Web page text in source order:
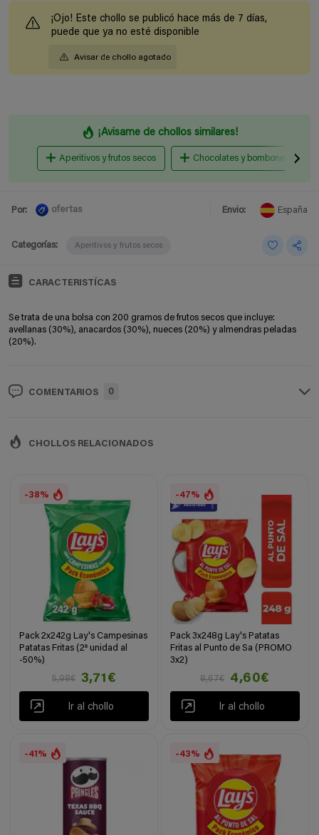
¡Ojo! Este chollo se publicó hace más de 7 días,
puede que ya no esté disponible
Avisar de chollo agotado
¡Avisame de chollos similares!
Aperitivos y frutos secos Chocolates y bombones
Por: ofertas Envio: España
Categorías: Aperitivos y frutos secos
CARACTERISTÍCAS
Se trata de una bolsa con 200 gramos de frutos secos que incluye:
avellanas (30%), anacardos (30%), nueces (20%) y almendras peladas
(20%).
COMENTARIOS 0
CHOLLOS RELACIONADOS
-38%
Pack 2x242g Lay's Campesinas
Patatas Fritas (2ª unidad al
-50%)
5,98€
3,71€
Ir al chollo
-47%
Pack 3x248g Lay's Patatas
Fritas al Punto de Sa (PROMO
3x2)
8,67€
4,60€
Ir al chollo
-41% -43%